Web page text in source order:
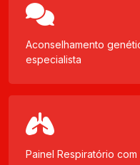
Aconselhamento
especialista
Painel Respiratório